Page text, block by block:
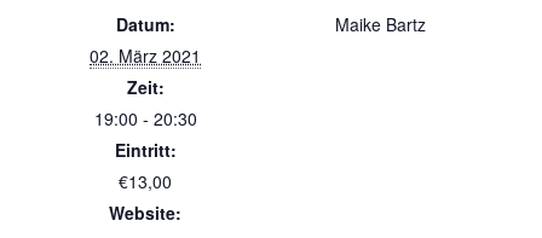
Datum:
02. März 2021
Zeit:
19:00 - 20:30
Eintritt:
€13,00
Website:
Maike Bartz